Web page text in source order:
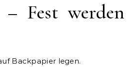
Fest werden
Backpapier legen.